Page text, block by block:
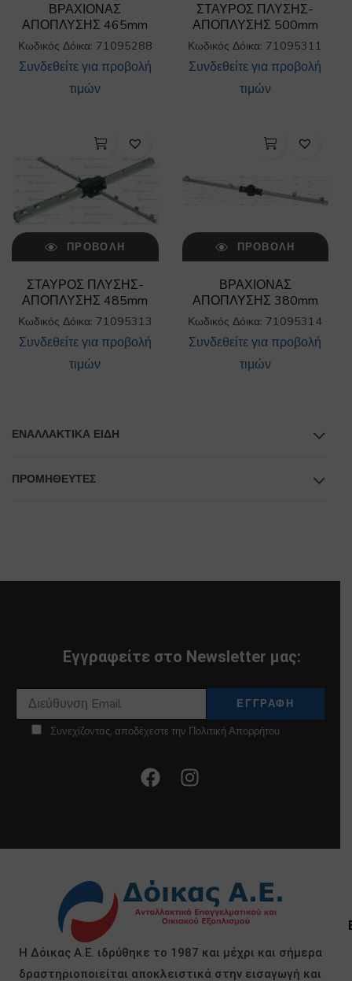
ΒΡΑΧΙΟΝΑΣ
ΑΠΟΠΛΥΣΗΣ 465mm
Κωδικός Δόικα: 71095288
Συνδεθείτε για προβολή
τιμών
ΣΤΑΥΡΟΣ ΠΛΥΣΗΣ-
ΑΠΟΠΛΥΣΗΣ 500mm
Κωδικός Δόικα: 71095311
Συνδεθείτε για προβολή
τιμών
ΠΡΟΒΟΛΉ
ΣΤΑΥΡΟΣ ΠΛΥΣΗΣ-
ΑΠΟΠΛΥΣΗΣ 485mm
Κωδικός Δόικα: 71095313
Συνδεθείτε για προβολή
τιμών
ΠΡΟΒΟΛΉ
ΒΡΑΧΙΟΝΑΣ
ΑΠΟΠΛΥΣΗΣ 380mm
Κωδικός Δόικα: 71095314
Συνδεθείτε για προβολή
τιμών
ΕΝΑΛΛΑΚΤΙΚΆ ΕΊΔΗ
ΠΡΟΜΗΘΕΥΤΕΣ
Εγγραφείτε στο Newsletter μας:
Συνεχίζοντας, αποδέχεστε την Πολιτική Απορρήτου
Η Δόικας Α.Ε. ιδρύθηκε το 1987 και μέχρι και σήμερα
δραστηριοποιείται αποκλειστικά στην εισαγωγή και